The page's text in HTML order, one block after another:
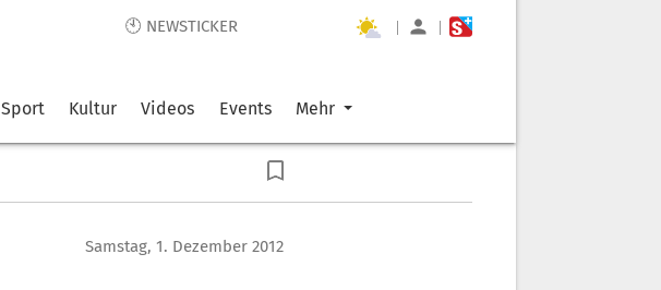
🕙 NEWSTICKER | |
Sport Kultur Videos Events Mehr
Samstag, 1. Dezember 2012